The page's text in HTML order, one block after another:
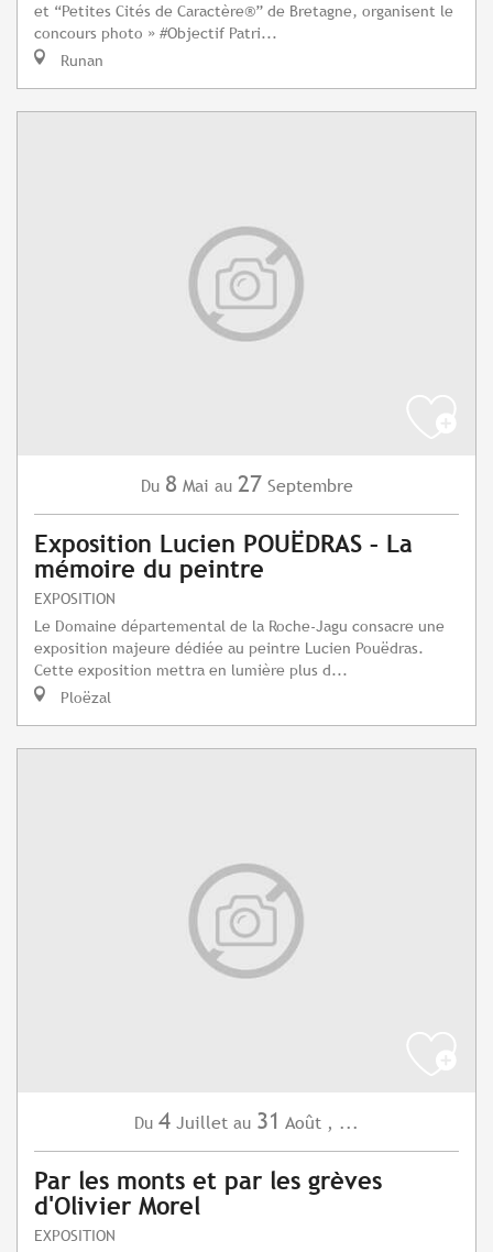
et “Petites Cités de Caractère®” de Bretagne, organisent le
concours photo » #Objectif Patri...
Runan
Du 8 Mai au 27 Septembre
Exposition Lucien POUËDRAS – La
mémoire du peintre
EXPOSITION
Le Domaine départemental de la Roche-Jagu consacre une
exposition majeure dédiée au peintre Lucien Pouëdras.
Cette exposition mettra en lumière plus d...
Ploëzal
Du 4 Juillet au 31 Août , ...
Par les monts et par les grèves
d'Olivier Morel
EXPOSITION